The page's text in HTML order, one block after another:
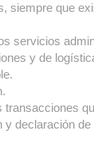
siempre que
servicios
y de
transacciones
y declaración